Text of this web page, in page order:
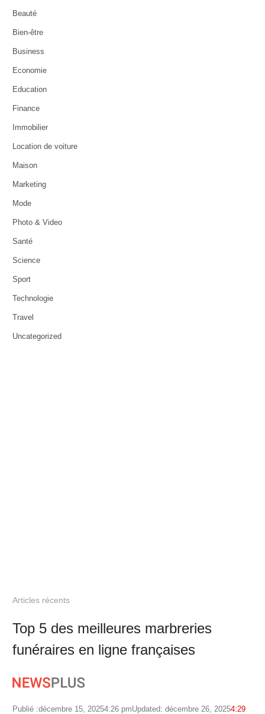
Beauté
Bien-être
Business
Economie
Education
Finance
Immobilier
Location de voiture
Maison
Marketing
Mode
Photo & Video
Santé
Science
Sport
Technologie
Travel
Uncategorized
Articles récents
Top 5 des meilleures marbreries
funéraires en ligne françaises
Publié :décembre 15, 20254:26 pmUpdated: décembre 26, 20254:29